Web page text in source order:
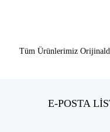
Tüm Ürünlerimiz
E-POSTA